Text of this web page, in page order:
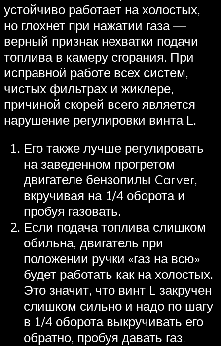
устойчиво работает на холостых,
но глохнет при нажатии газа —
верный признак нехватки подачи
топлива в камеру сгорания. При
исправной работе всех систем,
чистых фильтрах и жиклере,
причиной скорей всего является
нарушение регулировки винта L.
Его также лучше регулировать
на заведенном прогретом
двигателе бензопилы Carver,
вкручивая на 1/4 оборота и
пробуя газовать.
Если подача топлива слишком
обильна, двигатель при
положении ручки «газ на всю»
будет работать как на холостых.
Это значит, что винт L закручен
слишком сильно и надо по шагу
в 1/4 оборота выкручивать его
обратно, пробуя давать газ.